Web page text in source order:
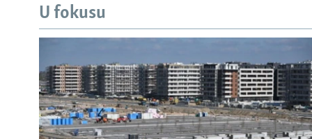
U fokusu